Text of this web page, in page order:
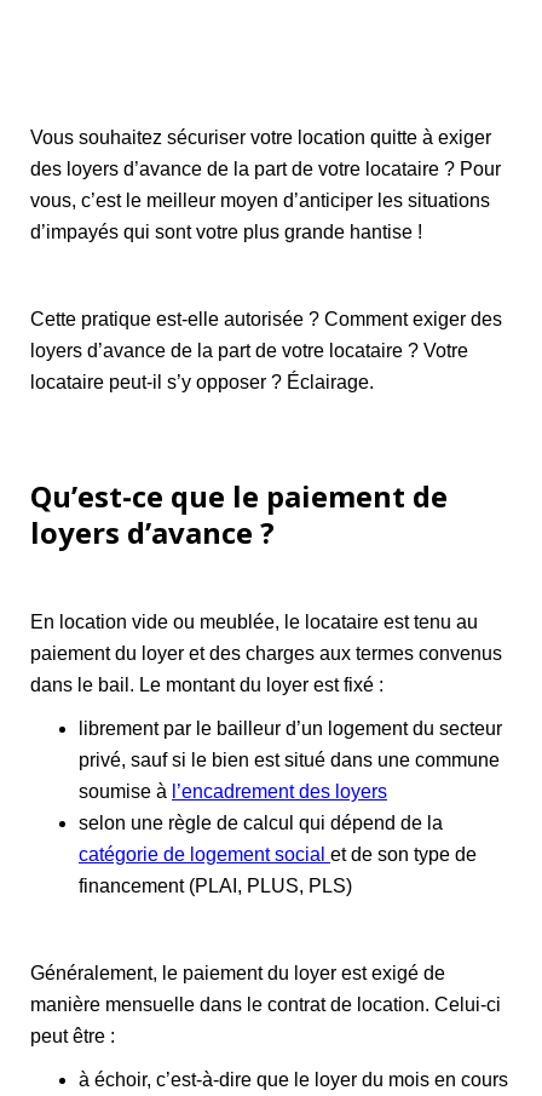
Vous souhaitez sécuriser votre location quitte à exiger
des loyers d’avance de la part de votre locataire ? Pour
vous, c’est le meilleur moyen d’anticiper les situations
d’impayés qui sont votre plus grande hantise !
Cette pratique est-elle autorisée ? Comment exiger des
loyers d’avance de la part de votre locataire ? Votre
locataire peut-il s’y opposer ? Éclairage.
Qu’est-ce que le paiement de
loyers d’avance ?
En location vide ou meublée, le locataire est tenu au
paiement du loyer et des charges aux termes convenus
dans le bail. Le montant du loyer est fixé :
librement par le bailleur d’un logement du secteur
privé, sauf si le bien est situé dans une commune
soumise à l’encadrement des loyers
selon une règle de calcul qui dépend de la
catégorie de logement social et de son type de
financement (PLAI, PLUS, PLS)
Généralement, le paiement du loyer est exigé de
manière mensuelle dans le contrat de location. Celui-ci
peut être :
à échoir, c’est-à-dire que le loyer du mois en cours